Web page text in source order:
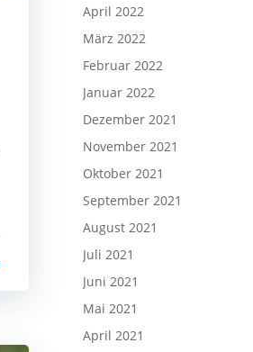
April 2022
März 2022
Februar 2022
Januar 2022
Dezember 2021
November 2021
Oktober 2021
September 2021
August 2021
Juli 2021
Juni 2021
Mai 2021
April 2021